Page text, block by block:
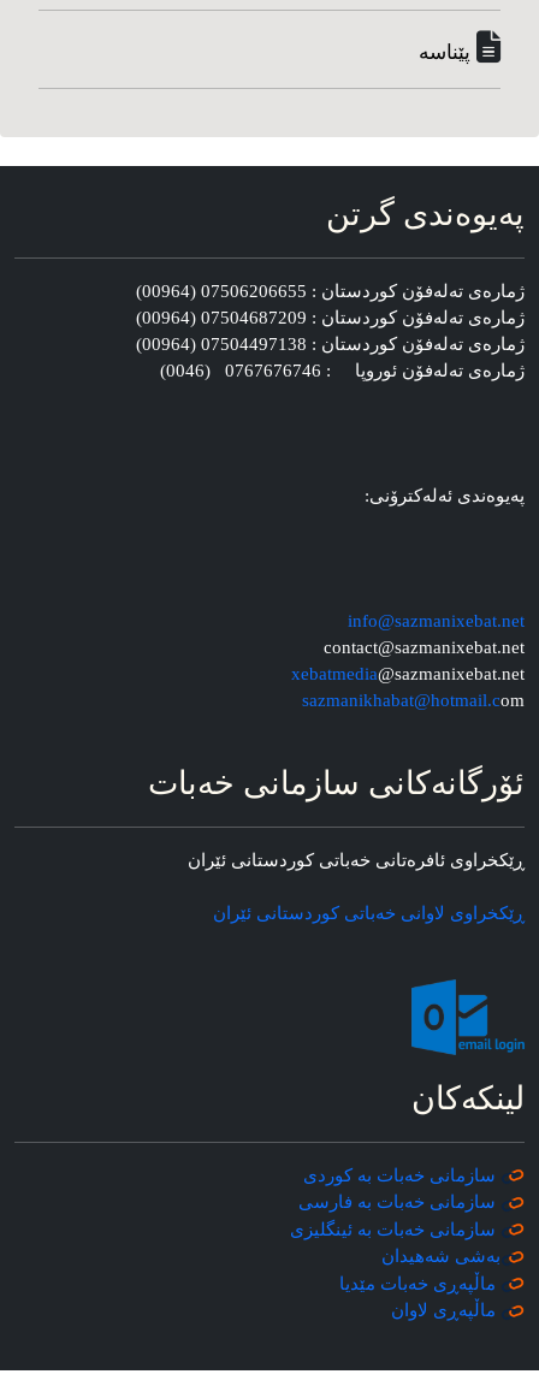
پێناسه‌
په‌یوه‌ندی گرتن
ژماره‌ی ته‌له‌فۆن کوردستان : 07506206655 (00964)
ژماره‌ی ته‌له‌فۆن کوردستان : 07504687209 (00964)
ژماره‌ی ته‌له‌فۆن کوردستان : 07504497138 (00964)
ژماره‌ی ته‌له‌فۆن ئوروپا : 0767676746 (0046)
په‌یوه‌ندی ئه‌له‌کترۆنی:
info@sazmanixebat.net
contact@sazmanixebat.net
xebatmedia@sazmanixebat.net
sazmanikhabat@hotmail.com
ئۆرگانه‌کانی سازمانی خه‌بات
ڕێکخراوی ئافره‌تانی خه‌باتی کوردستانی ئێران
ڕێکخراوی لاوانی خه‌باتی کوردستانی ئێران
لینکه‌کان
سازمانی خه‌بات به کوردی
سازمانی خه‌بات به فارسی
سازمانی خه‌بات به ئینگلیزی
به‌شی شه‌هیدان
ماڵپه‌ڕی خه‌بات مێدیا
ماڵپه‌ڕی لاوان